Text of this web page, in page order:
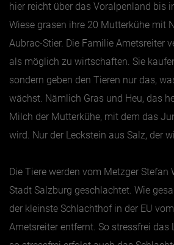
Februar
März
April
Mai
Juni
Oktober
November
Dezember
hier reicht über das Voralpenland bis
Wiese grasen ihre 20 Mutterkühe mit
Aubrac-Stier. Die Familie Ametsreiter
als möglich zu wirtschaften. Sie
sondern geben den Tieren nur das,
wächst. Nämlich Gras und Heu, das
Milch der Mutterkühe, mit dem das
wird. Nur der Leckstein aus Salz, der
Die Tiere werden vom Metzger Stefan
Stadt Salzburg geschlachtet. Wie
der kleinste Schlachthof in der EU
Ametsreiter entfernt. So stressfrei das